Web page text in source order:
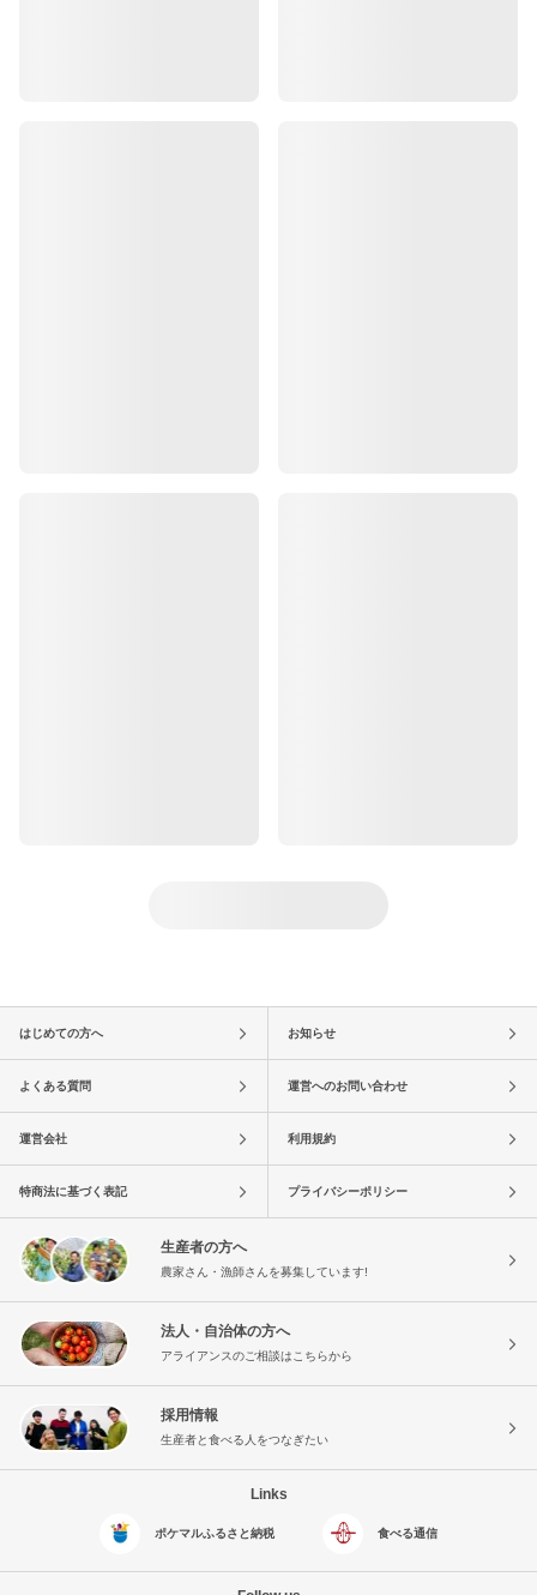
はじめての方へ お知らせ
よくある質問 運営へのお問い合わせ
運営会社 利用規約
特商法に基づく表記 プライバシーポリシー
生産者の方へ
農家さん・漁師さんを募集しています!
法人・自治体の方へ
アライアンスのご相談はこちらから
採用情報
生産者と食べる人をつなぎたい
Links
ポケマルふるさと納税 食べる通信